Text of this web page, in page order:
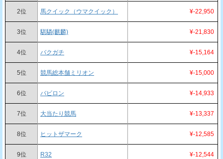
2位 馬クイック（ウマクイック） ¥-22,950
3位 騏驎(麒麟) ¥-21,830
4位 バクガチ ¥-15,164
5位 競馬総本舗ミリオン ¥-15,000
6位 バビロン ¥-14,933
7位 大当たり競馬 ¥-13,337
8位 ヒットザマーク ¥-12,585
9位 R32 ¥-12,544